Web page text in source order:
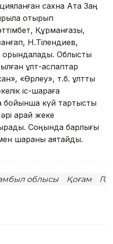
сахна Ата Заң
отырып
Құрманғазы,
Н.Тілендиев,
орындалады. Облыстық
ұлт-аспаптар
«Өрлеу», т.б. ұлттық
іс-шараға
бойынша күй тартысты
қарай жеке
Соңында барлығы
шараны аяқтайды.
облысы Қоғам